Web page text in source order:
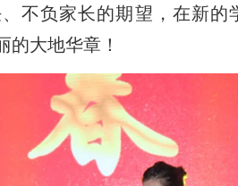
不负家长的期望，在新的
大地华章！